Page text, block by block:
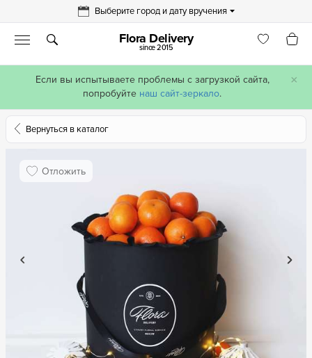
×
Если вы испытываете проблемы с загрузкой сайта,
попробуйте наш сайт-зеркало.
Выберите город и дату вручения
Flora Delivery
since 2015
Вернуться в каталог
Отложить